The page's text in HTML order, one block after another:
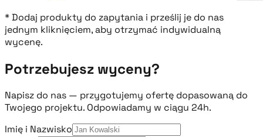
* Dodaj produkty do zapytania i prześlij je do nas
jednym kliknięciem, aby otrzymać indywidualną
wycenę.
Potrzebujesz wyceny?
Napisz do nas — przygotujemy ofertę dopasowaną do
Twojego projektu. Odpowiadamy w ciągu 24h.
Imię i Nazwisko